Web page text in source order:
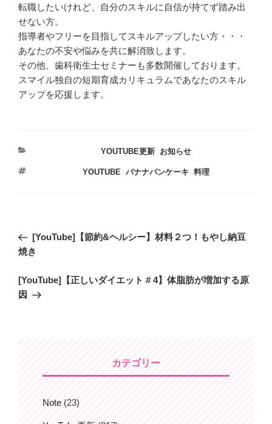
転職したいけれど、自分のスキルに自信が持てず踏み出
せない方。
指導者やフリーを目指してスキルアップしたい方・・・
あなたの不安や悩みを共に解消致します。
その他、歯科衛生士セミナーも多数開催しております。
スマイル独自の短期育成カリキュラムであなたのスキル
アップを応援します。
カ
ゴ
YOUTUBE更新, お知らせ
タ
YOUTUBE, バナナパンケーキ 料理
稿
ビ
ゲ
過
去
投
稿
[YouTube]【節約&ヘルシー】材料２つ！もやし納豆
焼き
次
の
[YouTube]【正しいダイエット # 4】体脂肪が増加する原
因
カテゴリー
Note (23)